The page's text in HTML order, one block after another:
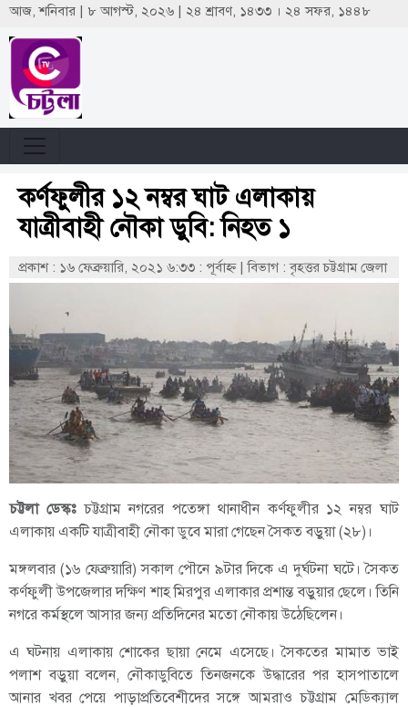
আজ, শনিবার | ৮ আগস্ট, ২০২৬ | ২৪ শ্রাবণ, ১৪৩৩ । ২৪ সফর, ১৪৪৮
কর্ণফুলীর ১২ নম্বর ঘাট এলাকায়
যাত্রীবাহী নৌকা ডুবি: নিহত ১
প্রকাশ : ১৬ ফেব্রুয়ারি, ২০২১ ৬:৩৩ : পূর্বাহ্ণ |বিভাগ : বৃহত্তর চট্টগ্রাম জেলা
চট্টলা ডেস্কঃচট্টগ্রাম নগরের পতেঙ্গা থানাধীন কর্ণফুলীর ১২ নম্বর ঘাট
এলাকায় একটি যাত্রীবাহী নৌকা ডুবে মারা গেছেন সৈকত বড়ুয়া (২৮)।
মঙ্গলবার (১৬ ফেব্রুয়ারি) সকাল পৌনে ৯টার দিকে এ দুর্ঘটনা ঘটে। সৈকত
কর্ণফুলী উপজেলার দক্ষিণ শাহ মিরপুর এলাকার প্রশান্ত বড়ুয়ার ছেলে। তিনি
নগরে কর্মস্থলে আসার জন্য প্রতিদিনের মতো নৌকায় উঠেছিলেন।
এ ঘটনায় এলাকায় শোকের ছায়া নেমে এসেছে। সৈকতের মামাত ভাই
পলাশ বড়ুয়া বলেন, নৌকাডুবিতে তিনজনকে উদ্ধারের পর হাসপাতালে
আনার খবর পেয়ে পাড়াপ্রতিবেশীদের সঙ্গে আমরাও চট্টগ্রাম মেডিক্যাল